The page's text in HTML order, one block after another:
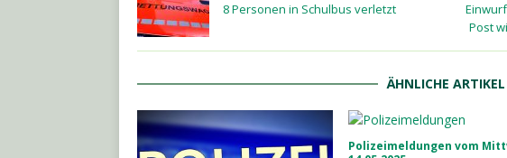
8 Personen in Schulbus verletzt
Post
ÄHNLICHE ARTIKEL
Polizeimeldungen vom